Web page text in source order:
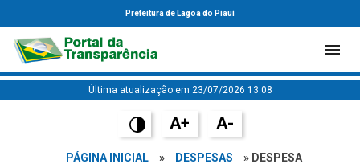
Prefeitura de Lagoa do Piauí
Última atualização em 23/07/2026 13:08
A+ A-
PÁGINA INICIAL » DESPESAS » DESPESA